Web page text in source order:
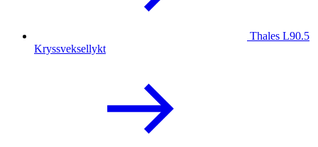
Thales L90.5
Kryssveksellykt